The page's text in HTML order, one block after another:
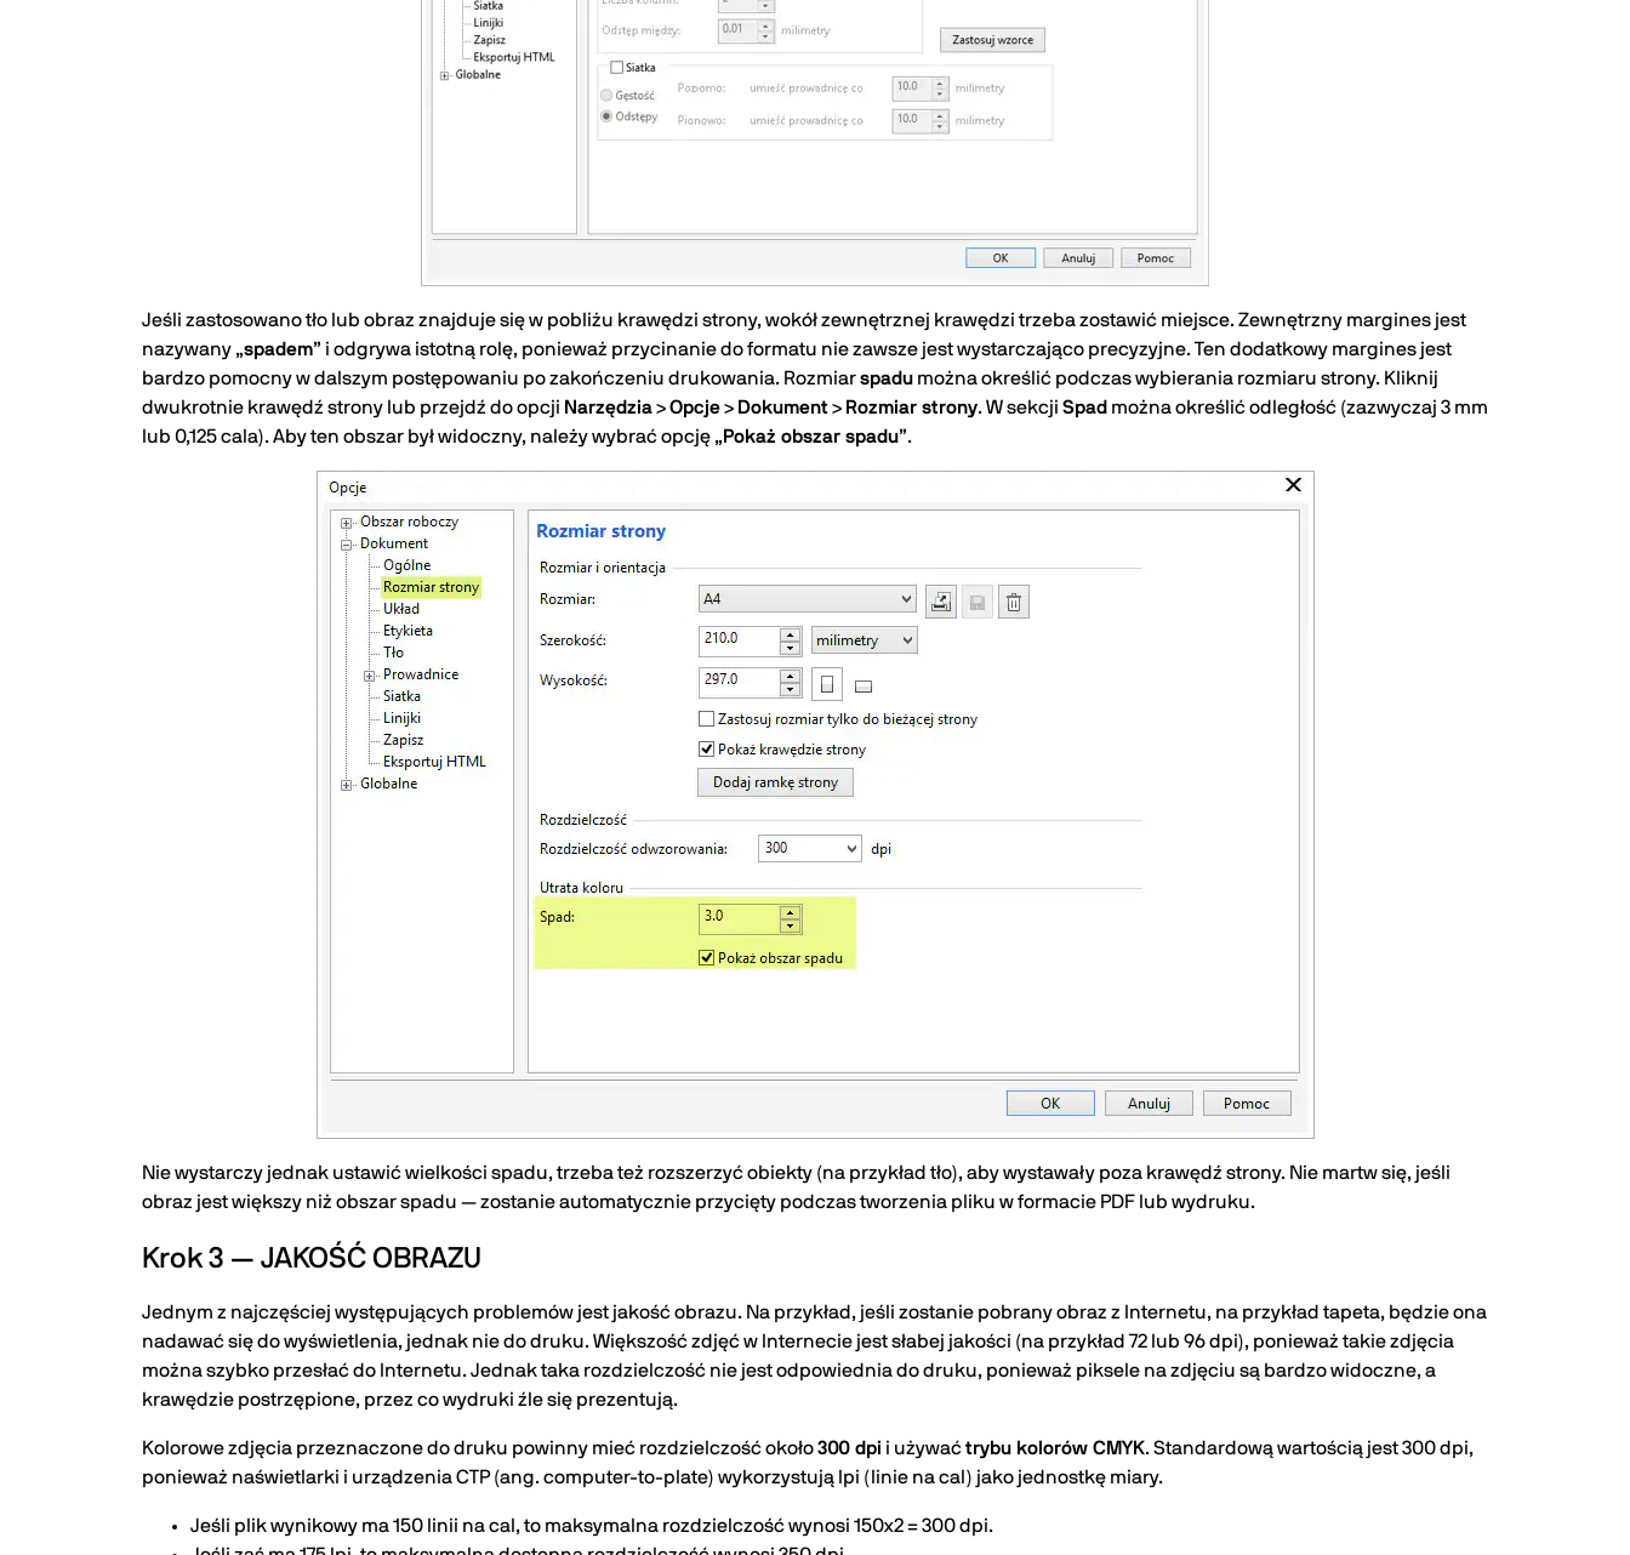
Jeśli zastosowano tło lub obraz znajduje się w pobliżu krawędzi strony, wokół zewnętrznej krawędzi trzeba zostawić miejsce. Zewnętrzny margines jest
nazywany „spadem” i odgrywa istotną rolę, ponieważ przycinanie do formatu nie zawsze jest wystarczająco precyzyjne. Ten dodatkowy margines jest
bardzo pomocny w dalszym postępowaniu po zakończeniu drukowania. Rozmiarspadu można określić podczas wybierania rozmiaru strony. Kliknij
dwukrotnie krawędź strony lub przejdź do opcji Narzędzia>Opcje> Dokument> Rozmiar strony. W sekcji Spad można określić odległość (zazwyczaj 3 mm
lub 0,125 cala). Aby ten obszar był widoczny, należy wybrać opcję „ Pokaż obszar spadu”.
Nie wystarczy jednak ustawić wielkości spadu, trzeba też rozszerzyć obiekty (na przykład tło), aby wystawały poza krawędź strony. Nie martw się, jeśli
obraz jest większy niż obszar spadu — zostanie automatycznie przycięty podczas tworzenia pliku w formacie PDF lub wydruku.
Krok 3 — JAKOŚĆ OBRAZU
Jednym z najczęściej występujących problemów jest jakość obrazu. Na przykład, jeśli zostanie pobrany obraz z Internetu, na przykład tapeta, będzie ona
nadawać się do wyświetlenia, jednak nie do druku. Większość zdjęć w Internecie jest słabej jakości (na przykład 72 lub 96 dpi), ponieważ takie zdjęcia
można szybko przesłać do Internetu. Jednak taka rozdzielczość nie jest odpowiednia do druku, ponieważ piksele na zdjęciu są bardzo widoczne, a
krawędzie postrzępione, przez co wydruki źle się prezentują.
Kolorowe zdjęcia przeznaczone do druku powinny mieć rozdzielczość około300 dpi i używaćtrybu kolorów CMYK. Standardową wartością jest 300 dpi,
ponieważ naświetlarki i urządzenia CTP (ang. computer-to-plate) wykorzystują lpi (linie na cal) jako jednostkę miary.
Jeśli plik wynikowy ma 150 linii na cal, to maksymalna rozdzielczość wynosi 150x2 = 300 dpi.